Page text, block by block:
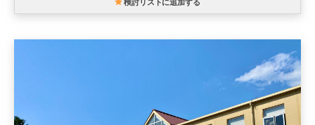
検討リストに追加する